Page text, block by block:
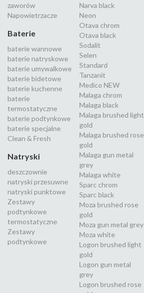
zaworów
Napowietrzacze
Baterie
baterie wannowe
baterie natryskowe
baterie umywalkowe
baterie bidetowe
baterie kuchenne
baterie
termostatyczne
baterie podtynkowe
baterie specjalne
Clean & Fresh
Natryski
deszczownie
natryski przesuwne
natryski punktowe
Zestawy
podtynkowe
termostatyczne
Zestawy
podtynkowe
Narva black
Neon
Otava chrom
Otava black
Sodalit
Selen
Standard
Tanzanit
Medico NEW
Malaga chrom
Malaga black
Malaga brushed light
gold
Malaga brushed rose
gold
Malaga gun metal
grey
Malaga white
Sparc chrom
Sparc black
Moza brushed rose
gold
Moza gun metal grey
Moza white
Logon brushed light
gold
Logon gun metal
grey
Logon brushed rose